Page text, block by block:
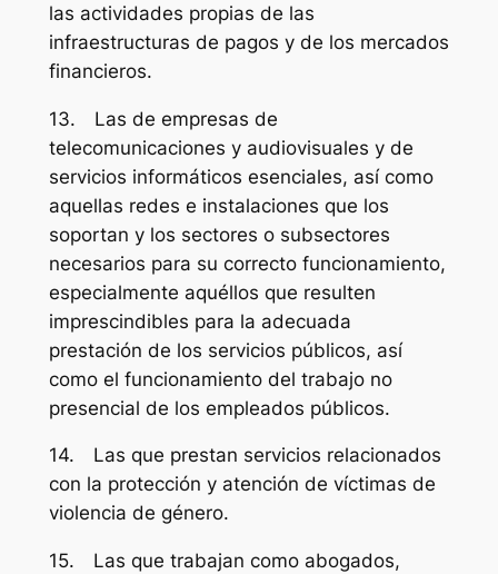
las actividades propias de las
infraestructuras de pagos y de los mercados
financieros.
13. Las de empresas de
telecomunicaciones y audiovisuales y de
servicios informáticos esenciales, así como
aquellas redes e instalaciones que los
soportan y los sectores o subsectores
necesarios para su correcto funcionamiento,
especialmente aquéllos que resulten
imprescindibles para la adecuada
prestación de los servicios públicos, así
como el funcionamiento del trabajo no
presencial de los empleados públicos.
14. Las que prestan servicios relacionados
con la protección y atención de víctimas de
violencia de género.
15. Las que trabajan como abogados,